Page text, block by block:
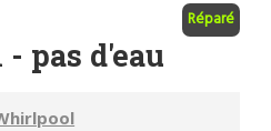
Réparé
pas d'eau